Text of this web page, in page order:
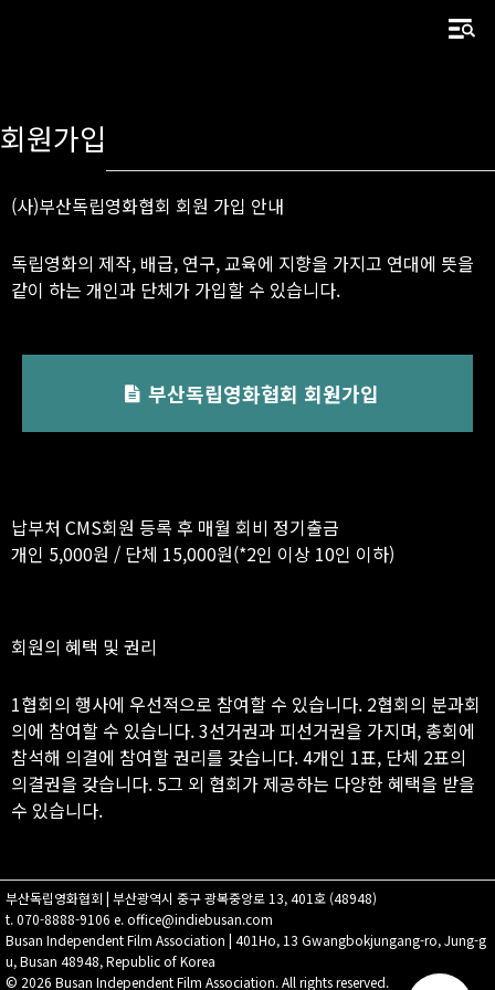
회원가입
(사)부산독립영화협회 회원 가입 안내
독립영화의 제작, 배급, 연구, 교육에 지향을 가지고 연대에 뜻을
같이 하는 개인과 단체가 가입할 수 있습니다.
부산독립영화협회 회원가입
납부처 CMS회원 등록 후 매월 회비 정기출금
개인 5,000원 / 단체 15,000원(*2인 이상 10인 이하)
회원의 혜택 및 권리
1협회의 행사에 우선적으로 참여할 수 있습니다. 2협회의 분과회
의에 참여할 수 있습니다. 3선거권과 피선거권을 가지며, 총회에
참석해 의결에 참여할 권리를 갖습니다. 4개인 1표, 단체 2표의
의결권을 갖습니다. 5그 외 협회가 제공하는 다양한 혜택을 받을
수 있습니다.
부산독립영화협회 | 부산광역시 중구 광복중앙로 13, 401호 (48948)
t.070-8888-9106 e. office@indiebusan.com
Busan Independent Film Association | 401Ho, 13 Gwangbokjungang-ro, Jung-g
u, Busan 48948, Republic of Korea
© 2026 Busan Independent Film Association. All rights reserved.